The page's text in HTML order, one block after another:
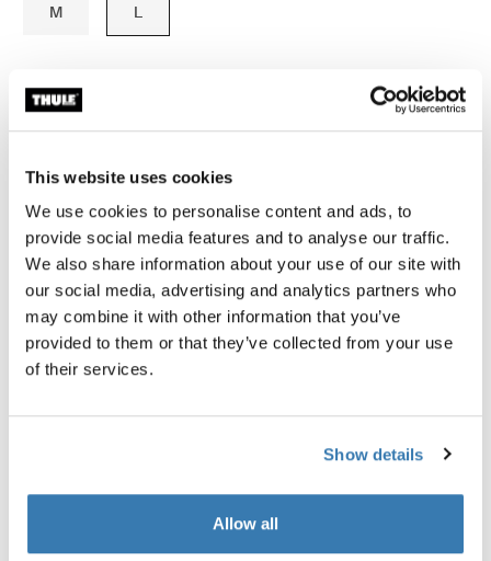
This website uses cookies
We use cookies to personalise content and ads, to
provide social media features and to analyse our traffic.
We also share information about your use of our site with
our social media, advertising and analytics partners who
may combine it with other information that you’ve
provided to them or that they’ve collected from your use
of their services.
Show details
Allow all
M L
Encontrar en tienda
Agrega paredes a tu toldo Thule Approach 2 para crear
un anexo privado y protegido contra el clima.
Toggle features
Todas las características